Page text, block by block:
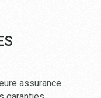
assurance